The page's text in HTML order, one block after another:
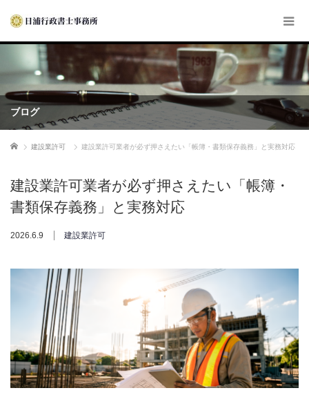
ブログ
ホーム 建設業許可 建設業許可業者が必ず押さえたい「帳簿・書類保存義務」と実務対応
建設業許可業者が必ず押さえたい「帳簿・
書類保存義務」と実務対応
2026.6.9 建設業許可